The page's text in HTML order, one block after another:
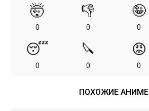
🤯
0
👎
0
🤪
0
😴
0
🔪
0
😡
0
ПОХОЖИЕ АНИМЕ